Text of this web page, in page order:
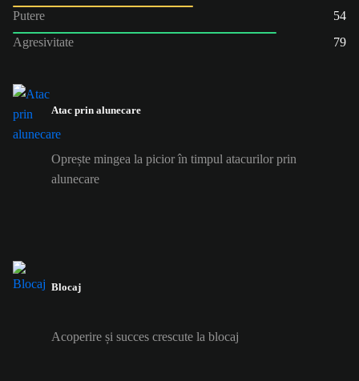
Putere
54
Agresivitate
79
Atac prin alunecare
Oprește mingea la picior în timpul atacurilor prin
alunecare
Blocaj
Acoperire și succes crescute la blocaj